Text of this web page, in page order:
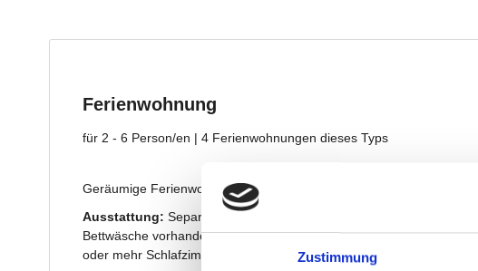
Zustimmung